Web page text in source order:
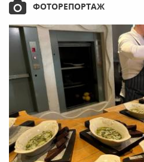
ФОТОРЕПОРТАЖ